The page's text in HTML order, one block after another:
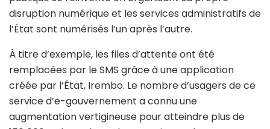
disruption numérique et les services administratifs de
l’État sont numérisés l’un après l’autre.
À titre d’exemple, les files d’attente ont été
remplacées par le SMS grâce à une application
créée par l’État, Irembo. Le nombre d’usagers de ce
service d’e-gouvernement a connu une
augmentation vertigineuse pour atteindre plus de